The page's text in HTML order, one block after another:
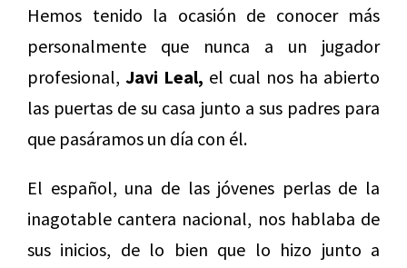
Hemos tenido la ocasión de conocer más
personalmente que nunca a un jugador
profesional, Javi Leal, el cual nos ha abierto
las puertas de su casa junto a sus padres para
que pasáramos un día con él.
El español, una de las jóvenes perlas de la
inagotable cantera nacional, nos hablaba de
sus inicios, de lo bien que lo hizo junto a